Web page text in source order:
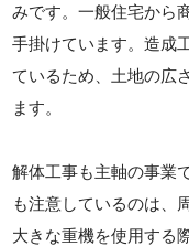
みです。一般住宅から
手掛けています。造成
ているため、土地の広
ます。
解体工事も主軸の事業
も注意しているのは、
大きな重機を使用する